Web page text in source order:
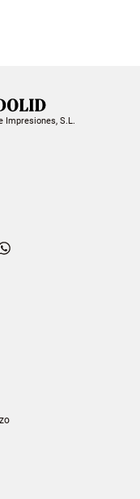
Impresiones, S.L.